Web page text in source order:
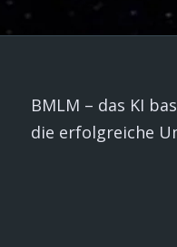
BMLM – das KI
die erfolgreiche